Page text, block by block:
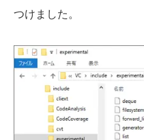
つけました。